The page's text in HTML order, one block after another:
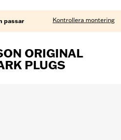
passar Kontrollera montering
ORIGINAL
PLUGS